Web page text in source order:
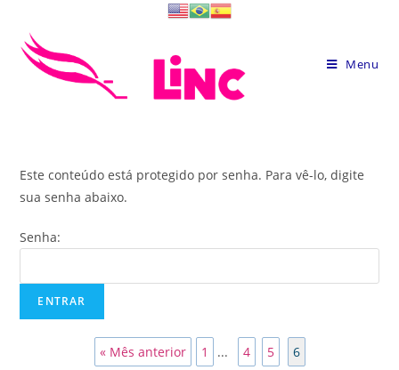
content
Menu
Este conteúdo está protegido por senha. Para vê-lo, digite
sua senha abaixo.
Senha:
« Mês anterior 1 ... 4 5
6